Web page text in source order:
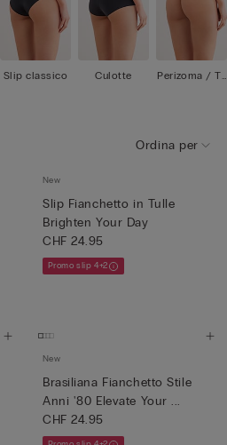
Slip classico Culotte
Perizoma / Ta
Ordina per
New
Slip Fianchetto in Tulle
Brighten Your Day
CHF 24.95
Promo slip 4+2
New
Brasiliana Fianchetto Stile
Anni '80 Elevate Your ...
CHF 24.95